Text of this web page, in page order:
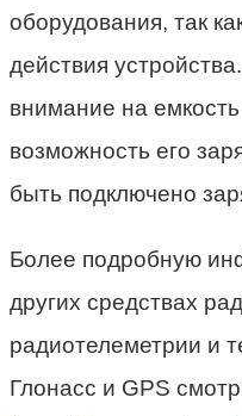
оборудования, так
действия
внимание на
возможность его
быть подключено
Более подробную
других средствах
радиотелеметрии и
Глонасс и GPS